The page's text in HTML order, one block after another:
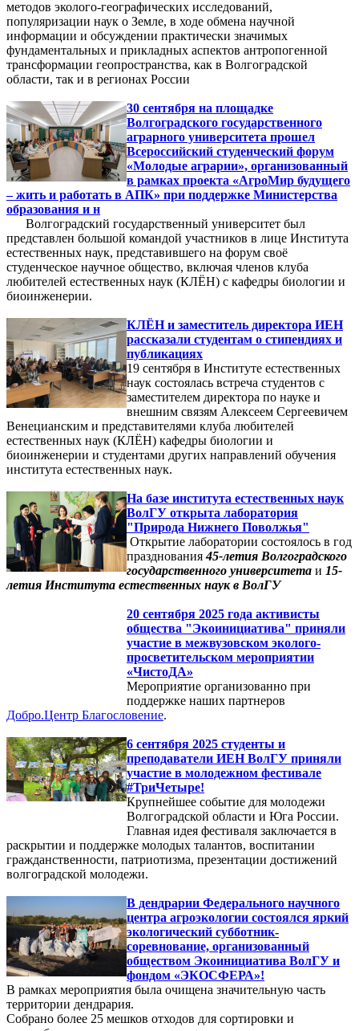
методов эколого-географических исследований,
популяризации наук о Земле, в ходе обмена научной
информации и обсуждении практически значимых
фундаментальных и прикладных аспектов антропогенной
трансформации геопространства, как в Волгоградской
области, так и в регионах России
30 сентября на площадке
Волгоградского государственного
аграрного университета прошел
Всероссийский студенческий форум
«Молодые аграрии», организованный
в рамках проекта «АгроМир будущего
– жить и работать в АПК» при поддержке Министерства
образования и н
Волгоградский государственный университет был
представлен большой командой участников в лице Института
естественных наук, представившего на форум своё
студенческое научное общество, включая членов клуба
любителей естественных наук (КЛЁН) с кафедры биологии и
биоинженерии.
КЛЁН и заместитель директора ИЕН
рассказали студентам о стипендиях и
публикациях
19 сентября в Институте естественных
наук состоялась встреча студентов с
заместителем директора по науке и
внешним связям Алексеем Сергеевичем
Венецианским и представителями клуба любителей
естественных наук (КЛЁН) кафедры биологии и
биоинженерии и студентами других направлений обучения
института естественных наук.
На базе института естественных наук
ВолГУ открыта лаборатория
"Природа Нижнего Поволжья"
Открытие лаборатории состоялось в год
празднования45-летия Волгоградского
государственного университета и 15-
летия Института естественных наук в ВолГУ
20 сентября 2025 года активисты
общества "Экоинициатива" приняли
участие в межвузовском эколого-
просветительском мероприятии
«ЧистоДА»
Мероприятие организованно при
поддержке наших партнеров
Добро.Центр Благословение.
6 сентября 2025 студенты и
преподаватели ИЕН ВолГУ приняли
участие в молодежном фестивале
#ТриЧетыре!
Крупнейшее событие для молодежи
Волгоградской области и Юга России.
Главная идея фестиваля заключается в
раскрытии и поддержке молодых талантов, воспитании
гражданственности, патриотизма, презентации достижений
волгоградской молодежи.
В дендрарии Федерального научного
центра агроэкологии состоялся яркий
экологический субботник-
соревнование, организованный
обществом Экоинициатива ВолГУ и
фондом «ЭКОСФЕРА»!
В рамках мероприятия была очищена значительную часть
территории дендрария.
Собрано более 25 мешков отходов для сортировки и